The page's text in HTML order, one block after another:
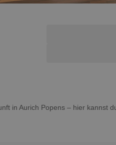
in Aurich Popens – hier kannst